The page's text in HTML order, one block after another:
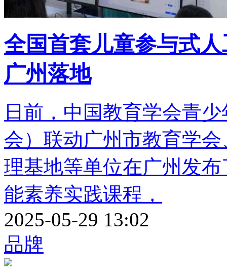
全国首套儿童参与式
广州落地
日前，中国教育学会青
会）联动广州市教育学
理基地等单位在广州发
能素养实践课程，
2025-05-29 13:02
品牌